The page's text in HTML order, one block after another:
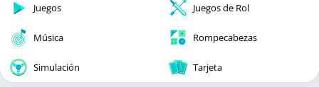
Juegos Juegos de Rol
Música Rompecabezas
Simulación Tarjeta